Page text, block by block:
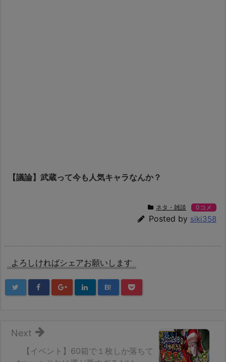
【議論】武蔵って今も人気キャラなんか？
ネタ・雑談 0コメ
Posted by siki358
よろしければシェアお願いします
B!
【イベント】60箱で１枚しか落ちて
Next